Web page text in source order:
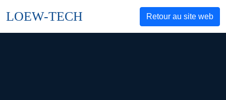
LOEW-TECH Retour au site web